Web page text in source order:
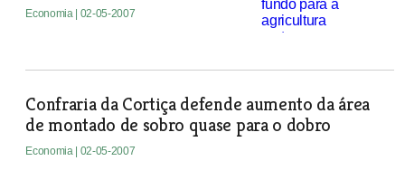
Economia | 02-05-2007
Confraria da Cortiça defende aumento da área
de montado de sobro quase para o dobro
Economia | 02-05-2007